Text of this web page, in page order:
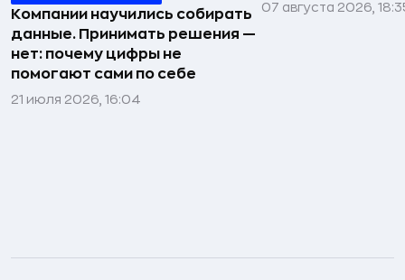
Компании научились собирать
данные. Принимать решения —
нет: почему цифры не
помогают сами по себе
21 июля 2026, 16:04
07 августа 2026,